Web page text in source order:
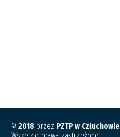
© 2018 przez PZTP w Człuchowie